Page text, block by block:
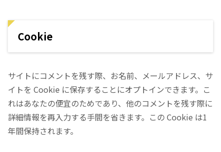
Cookie
サイトにコメントを残す際、お名前、メールアドレス、サ
イトを Cookie に保存することにオプトインできます。こ
れはあなたの便宜のためであり、他のコメントを残す際に
詳細情報を再入力する手間を省きます。この Cookie は1
年間保持されます。